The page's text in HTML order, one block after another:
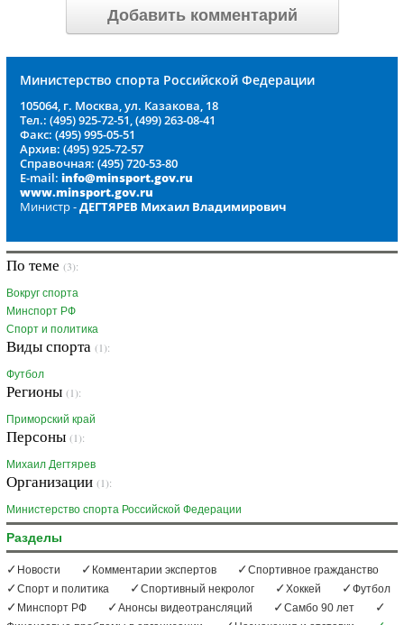
Добавить комментарий
Министерство спорта Российской Федерации
105064, г. Москва, ул. Казакова, 18
Тел.: (495) 925-72-51, (499) 263-08-41
Факс: (495) 995-05-51
Архив: (495) 925-72-57
Справочная: (495) 720-53-80
E-mail: info@minsport.gov.ru
www.minsport.gov.ru
Министр -ДЕГТЯРЕВ Михаил Владимирович
По теме (3):
Вокруг спорта
Минспорт РФ
Спорт и политика
Виды спорта (1):
Футбол
Регионы (1):
Приморский край
Персоны (1):
Михаил Дегтярев
Организации (1):
Министерство спорта Российской Федерации
Разделы
Новости Комментарии экспертов
Спортивное гражданство
Спорт и политика
Спортивный некролог Хоккей
Футбол
Минспорт РФ
Анонсы видеотрансляций
Самбо 90 лет